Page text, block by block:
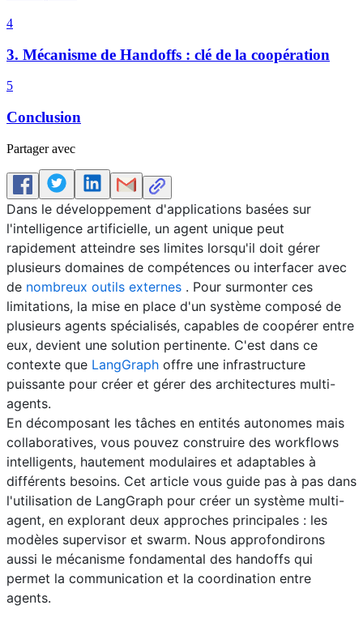
4
3. Mécanisme de Handoffs : clé de la coopération
5
Conclusion
Partager avec
Dans le développement d'applications basées sur
l'intelligence artificielle, un agent unique peut
rapidement atteindre ses limites lorsqu'il doit gérer
plusieurs domaines de compétences ou interfacer avec
de nombreux outils externes . Pour surmonter ces
limitations, la mise en place d'un système composé de
plusieurs agents spécialisés, capables de coopérer entre
eux, devient une solution pertinente. C'est dans ce
contexte que LangGraph offre une infrastructure
puissante pour créer et gérer des architectures multi-
agents.
En décomposant les tâches en entités autonomes mais
collaboratives, vous pouvez construire des workflows
intelligents, hautement modulaires et adaptables à
différents besoins. Cet article vous guide pas à pas dans
l'utilisation de LangGraph pour créer un système multi-
agent, en explorant deux approches principales : les
modèles supervisor et swarm. Nous approfondirons
aussi le mécanisme fondamental des handoffs qui
permet la communication et la coordination entre
agents.